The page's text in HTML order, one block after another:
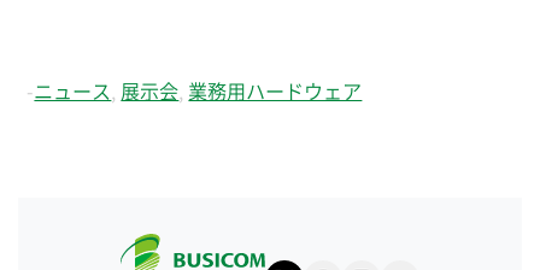
- ニュース 展示会 業務用ハードウェア